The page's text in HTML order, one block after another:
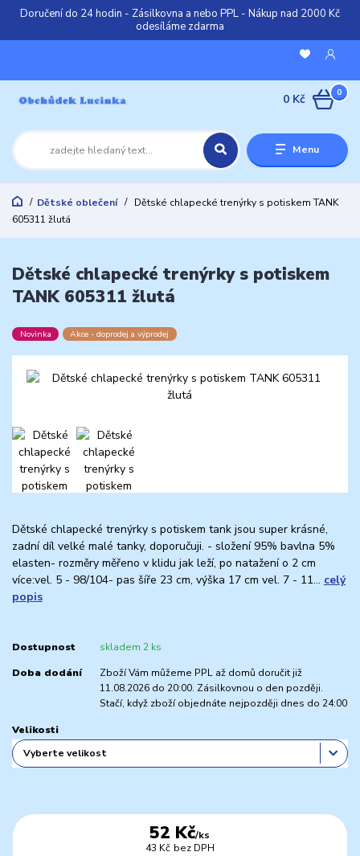
Doručení do 24 hodin - Zásilkovna a nebo PPL - Nákup nad 2000 Kč
odesíláme zdarma
Menu
0
0 Kč
Dětské oblečení
Dětské chlapecké trenýrky s potiskem TANK
605311 žlutá
Dětské chlapecké trenýrky s potiskem
TANK 605311 žlutá
Novinka Akce - doprodej a výprodej
Dětské chlapecké trenýrky s potiskem tank jsou super krásné,
zadní díl velké malé tanky, doporučuji. - složení 95% bavlna 5%
elasten- rozměry měřeno v klidu jak leží, po natažení o 2 cm
více:vel. 5 - 98/104- pas šíře 23 cm, výška 17 cm vel. 7 - 11... celý
popis
Dostupnost skladem 2 ks
Doba dodání
Zboží Vám můžeme PPL až domů doručit již
11.08.2026 do 20:00. Zásilkovnou o den později.
Stačí, když zboží objednáte nejpozději dnes do 24:00
Velikosti
52 Kč/ks
43 Kč bez DPH